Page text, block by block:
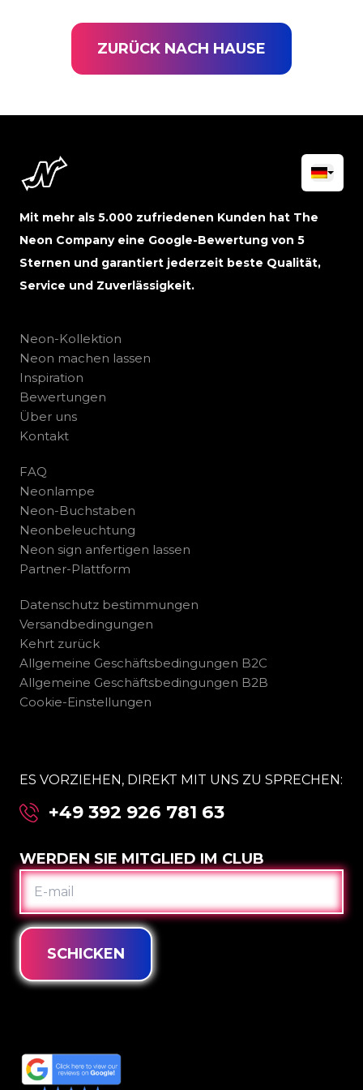
ZURÜCK NACH HAUSE
Mit mehr als 5.000 zufriedenen Kunden hat The
Neon Company eine Google-Bewertung von 5
Sternen und garantiert jederzeit beste Qualität,
Service und Zuverlässigkeit.
Neon-Kollektion
Neon machen lassen
Inspiration
Bewertungen
Über uns
Kontakt
FAQ
Neonlampe
Neon-Buchstaben
Neonbeleuchtung
Neon sign anfertigen lassen
Partner-Plattform
Datenschutz bestimmungen
Versandbedingungen
Kehrt zurück
Allgemeine Geschäftsbedingungen B2C
Allgemeine Geschäftsbedingungen B2B
Cookie-Einstellungen
ES VORZIEHEN, DIREKT MIT UNS ZU SPRECHEN:
+49 392 926 781 63
WERDEN SIE MITGLIED IM CLUB
E-
MAIL
SCHICKEN